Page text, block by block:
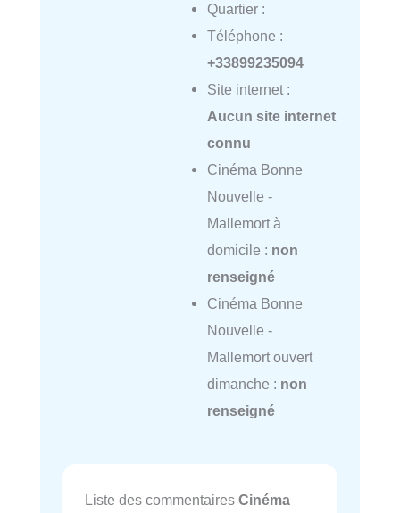
Quartier :
Téléphone :
+33899235094
Site internet :
Aucun site internet
connu
Cinéma Bonne
Nouvelle -
Mallemort à
domicile : non
renseigné
Cinéma Bonne
Nouvelle -
Mallemort ouvert
dimanche : non
renseigné
Liste des commentaires Cinéma